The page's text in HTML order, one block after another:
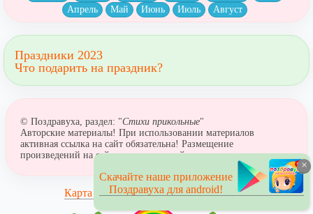
Апрель
Май Июнь Июль Август
Праздники 2023
Что подарить на праздник?
© Поздравуха, раздел: "Стихи прикольные"
Авторские материалы! При использовании материалов
активная ссылка на сайт обязательна! Размещение
произведений на сайтах поздравлений не допускается.
Карта сайта
×
Скачайте наше приложение
Поздравуха для android!